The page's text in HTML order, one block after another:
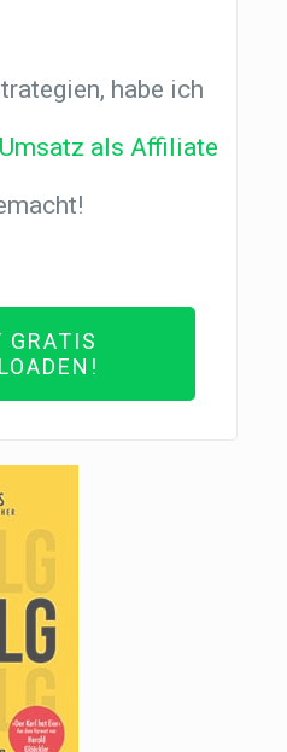
habe ich
als Affiliate
GRATIS